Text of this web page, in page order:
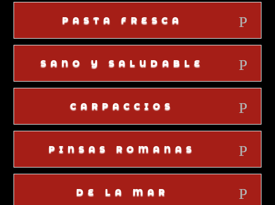
PASTA FRESCA
SANO Y SALUDABLE
CARPACCIOS
PINSAS ROMANAS
DE LA MAR